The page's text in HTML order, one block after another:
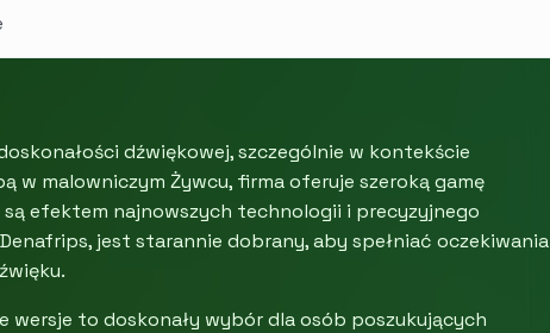
dźwiękowej, szczególnie w kontekście
w malowniczym Żywcu, firma oferuje szeroką gamę
są efektem najnowszych technologii i precyzyjnego
jest starannie dobrany, aby spełniać oczekiwania
wersje to doskonały wybór dla osób poszukujących